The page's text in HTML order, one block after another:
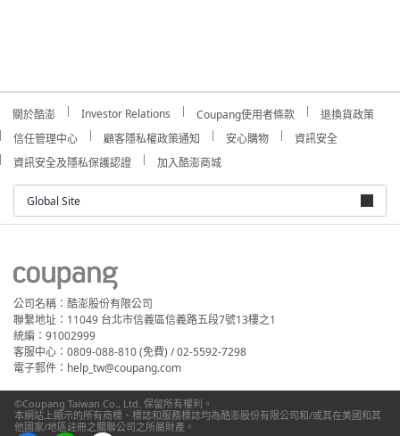
關於酷澎 Investor Relations Coupang使用者條款
退換貨政策
信任管理中心
顧客隱私權政策通知 安心購物
資訊安全
資訊安全及隱私保護認證
加入酷澎商城
Global Site
公司名稱：酷澎股份有限公司
聯繫地址：11049 台北市信義區信義路五段7號13樓之1
統編：91002999
客服中心：0809-088-810 (免費) / 02-5592-7298
電子郵件：help_tw@coupang.com
©Coupang Taiwan Co., Ltd. 保留所有權利。
本網站上顯示的所有商標、標誌和服務標誌均為酷澎股份有限公司和/或其在美國和其
他國家/地區註冊之關聯公司之所屬財產。